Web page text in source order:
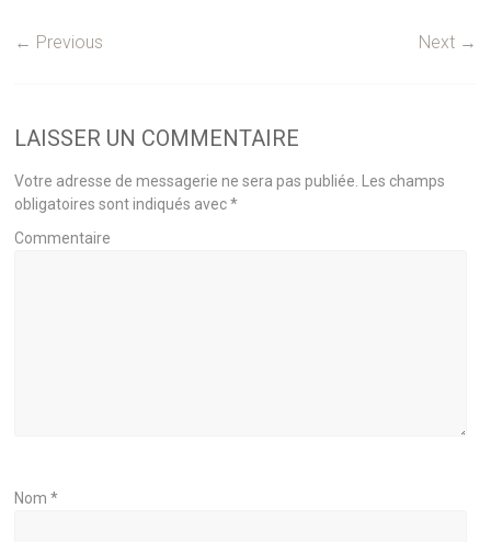
← Previous Next →
LAISSER UN COMMENTAIRE
Votre adresse de messagerie ne sera pas publiée.
Les champs
obligatoires sont indiqués avec*
Commentaire
Nom*